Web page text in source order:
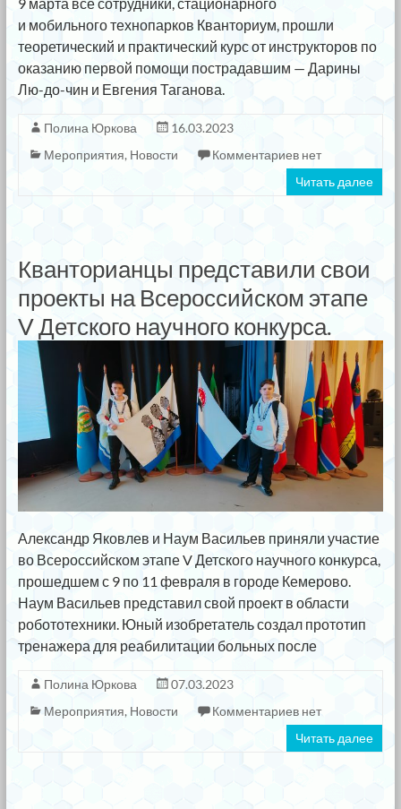
и мобильного технопарков Кванториум, прошли
теоретический и практический курс от инструкторов по
оказанию первой помощи пострадавшим — Дарины
Лю-до-чин и Евгения Таганова.
Полина Юркова
16.03.2023
Мероприятия, Новости
Комментариев нет
Читать далее
Кванторианцы представили свои
проекты на Всероссийском этапе
V Детского научного конкурса.
Александр Яковлев и Наум Васильев приняли участие
во Всероссийском этапе V Детского научного конкурса,
прошедшем с 9 по 11 февраля в городе Кемерово.
Наум Васильев представил свой проект в области
робототехники. Юный изобретатель создал прототип
тренажера для реабилитации больных после
Полина Юркова
07.03.2023
Мероприятия, Новости
Комментариев нет
Читать далее